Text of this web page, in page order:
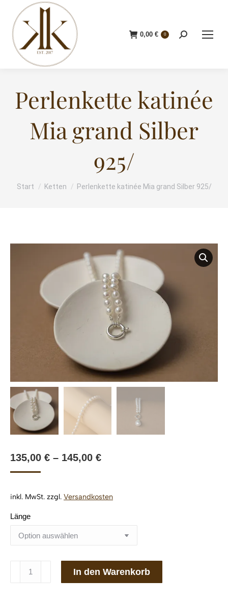
0,00 € 0 Search:
Perlenkette katinée
Mia grand Silber
925/
Sie befinden sich hier:
Start Ketten Perlenkette katinée Mia grand Silber 925/
135,00 € – 145,00 €
inkl. MwSt. zzgl. Versandkosten
Länge
Perlenkette
In den Warenkorb